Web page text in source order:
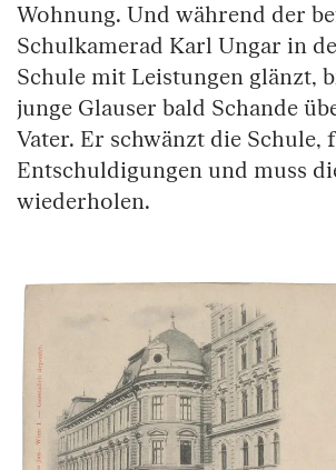
Wohnung. Und während der
Schulkamerad Karl Ungar in
Schule mit Leistungen glänzt,
junge Glauser bald Schande
Vater. Er schwänzt die Schule,
Entschuldigungen und muss
wiederholen.